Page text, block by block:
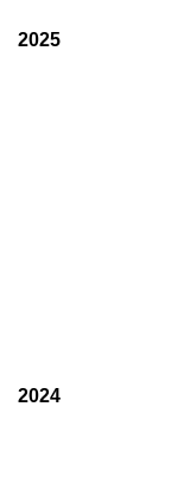
2025
2024